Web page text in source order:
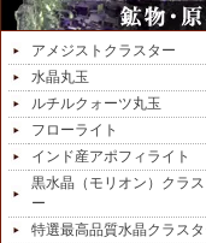
アメジストクラスター
水晶丸玉
ルチルクォーツ丸玉
フローライト
インド産アポフィライト
黒水晶（モリオン）クラス
ー
特選最高品質水晶クラス